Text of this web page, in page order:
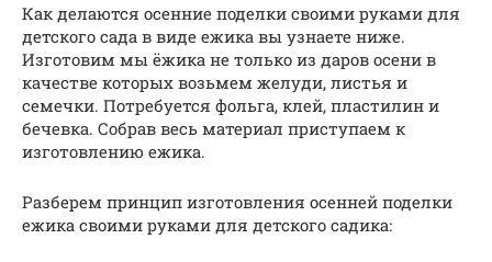
Как делаются осенние поделки своими руками для
детского сада в виде ежика вы узнаете ниже.
Изготовим мы ёжика не только из даров осени в
качестве которых возьмем желуди, листья и
семечки. Потребуется фольга, клей, пластилин и
бечевка. Собрав весь материал приступаем к
изготовлению ежика.
Разберем принцип изготовления осенней поделки
ежика своими руками для детского садика: